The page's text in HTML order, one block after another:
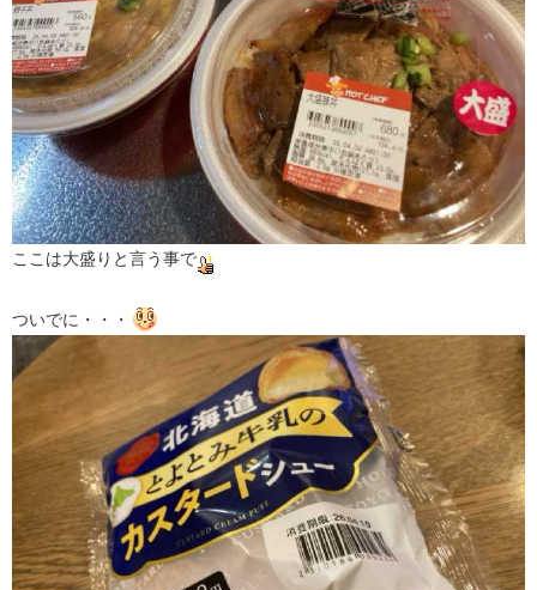
ここは大盛りと言う事で
ついでに・・・